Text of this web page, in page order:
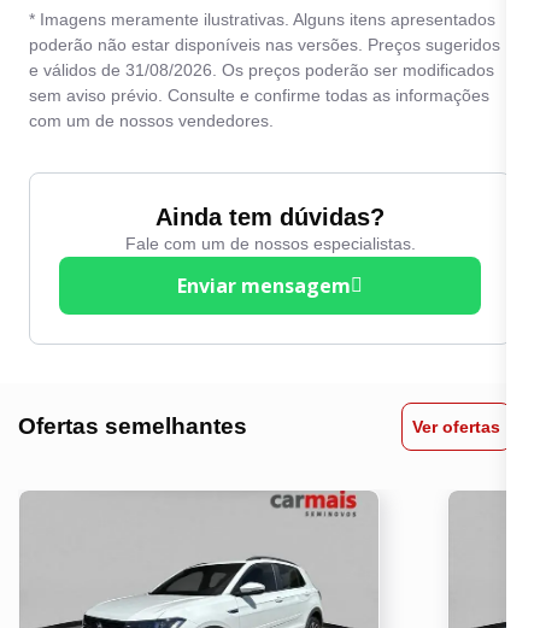
* Imagens meramente ilustrativas. Alguns itens apresentados
poderão não estar disponíveis nas versões. Preços sugeridos
e válidos de 31/08/2026. Os preços poderão ser modificados
sem aviso prévio. Consulte e confirme todas as informações
com um de nossos vendedores.
Ainda tem dúvidas?
Fale com um de nossos especialistas.
Enviar mensagem
Ofertas semelhantes Ver ofertas